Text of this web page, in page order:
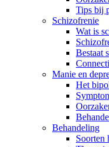
Tips bij
Schizofrenie
Wat is
Bestaat
Manie en
Het
Behandeling
Soorten